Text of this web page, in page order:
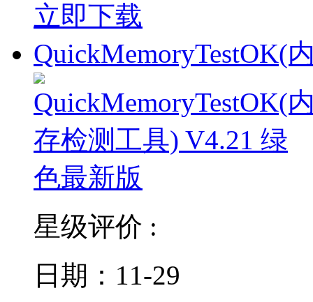
立即下载
QuickMemoryTestOK(
星级评价 :
日期：11-29